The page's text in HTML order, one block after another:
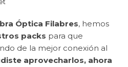
Óptica Filabres, hemos
packs para que
de la mejor conexión al
aprovecharlos, ahora